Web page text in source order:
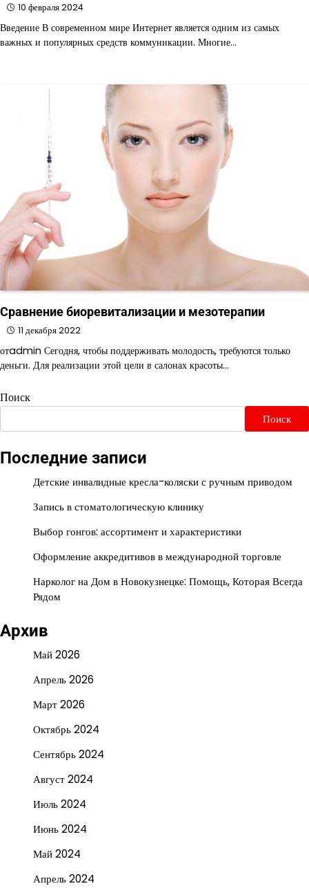
10 февраля 2024
Введение В современном мире Интернет является одним из самых
важных и популярных средств коммуникации. Многие…
Сравнение биоревитализации и мезотерапии
11 декабря 2022
отadmin Сегодня, чтобы поддерживать молодость, требуются только
деньги. Для реализации этой цели в салонах красоты…
Поиск
Поиск
Последние записи
Детские инвалидные кресла-коляски с ручным приводом
Запись в стоматологическую клинику
Выбор гонгов: ассортимент и характеристики
Оформление аккредитивов в международной торговле
Нарколог на Дом в Новокузнецке: Помощь, Которая Всегда
Рядом
Архив
Май 2026
Апрель 2026
Март 2026
Октябрь 2024
Сентябрь 2024
Август 2024
Июль 2024
Июнь 2024
Май 2024
Апрель 2024